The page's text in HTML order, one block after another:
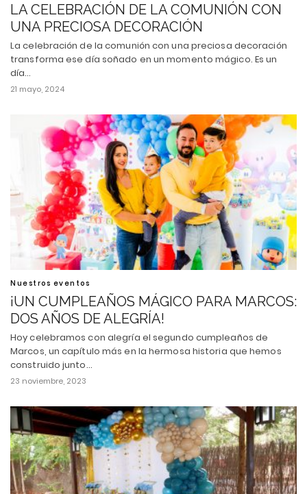
LA CELEBRACIÓN DE LA COMUNIÓN CON
UNA PRECIOSA DECORACIÓN
La celebración de la comunión con una preciosa decoración
transforma ese día soñado en un momento mágico. Es un
día…
21 mayo, 2024
Nuestros eventos
¡UN CUMPLEAÑOS MÁGICO PARA MARCOS:
DOS AÑOS DE ALEGRÍA!
Hoy celebramos con alegría el segundo cumpleaños de
Marcos, un capítulo más en la hermosa historia que hemos
construido junto…
23 noviembre, 2023